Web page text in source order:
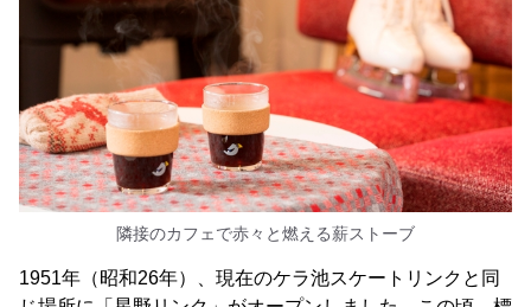
隣接のカフェで赤々と燃える薪ストーブ
1951年（昭和26年）、現在のケラ池スケートリンクと同